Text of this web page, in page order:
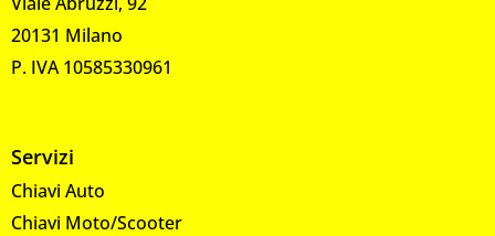
20131 Milano
P. IVA 10585330961
Servizi
Chiavi Auto
Chiavi Moto/Scooter